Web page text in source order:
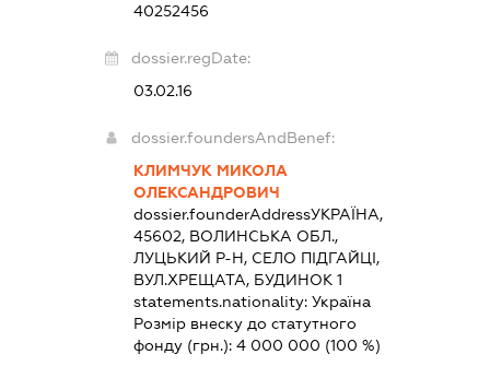
40252456
dossier.regDate:
03.02.16
dossier.foundersAndBenef:
КЛИМЧУК МИКОЛА
ОЛЕКСАНДРОВИЧ
dossier.founderAddressУКРАЇНА,
45602, ВОЛИНСЬКА ОБЛ.,
ЛУЦЬКИЙ Р-Н, СЕЛО ПІДГАЙЦІ,
ВУЛ.ХРЕЩАТА, БУДИНОК 1
statements.nationality: Україна
Розмір внеску до статутного
фонду (грн.): 4 000 000 (100 %)